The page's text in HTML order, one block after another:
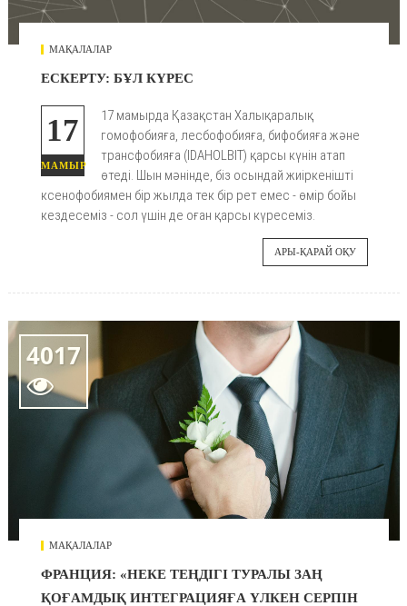
МАҚАЛАЛАР
ЕСКЕРТУ: БҰЛ КҮРЕС
17
МАМЫР
17 мамырда Қазақстан Халықаралық
гомофобияға, лесбофобияға, бифобияға және
трансфобияға (IDAHOLBIT) қарсы күнін атап
өтеді. Шын мәнінде, біз осындай жиіркенішті
ксенофобиямен бір жылда тек бір рет емес - өмір бойы
кездесеміз - сол үшін де оған қарсы күресеміз.
АРЫ-ҚАРАЙ ОҚУ
4017

МАҚАЛАЛАР
ФРАНЦИЯ: «НЕКЕ ТЕҢДІГІ ТУРАЛЫ ЗАҢ
ҚОҒАМДЫҚ ИНТЕГРАЦИЯҒА ҮЛКЕН СЕРПІН